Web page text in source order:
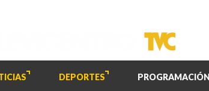
DEPORTES PROGRAMACIÓN